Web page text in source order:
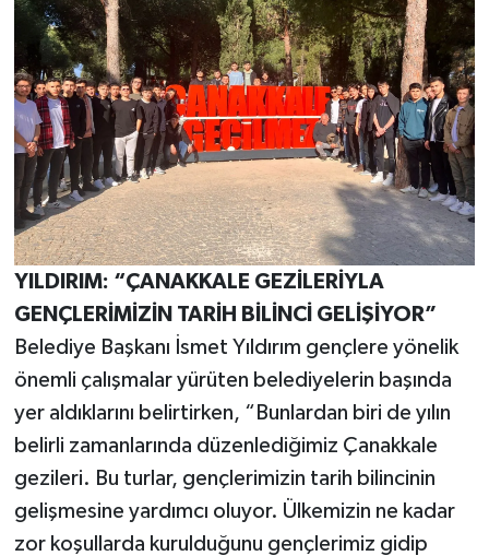
YILDIRIM: “ÇANAKKALE GEZİLERİYLA
GENÇLERİMİZİN TARİH BİLİNCİ GELİŞİYOR”
Belediye Başkanı İsmet Yıldırım gençlere yönelik
önemli çalışmalar yürüten belediyelerin başında
yer aldıklarını belirtirken, “Bunlardan biri de yılın
belirli zamanlarında düzenlediğimiz Çanakkale
gezileri. Bu turlar, gençlerimizin tarih bilincinin
gelişmesine yardımcı oluyor. Ülkemizin ne kadar
zor koşullarda kurulduğunu gençlerimiz gidip